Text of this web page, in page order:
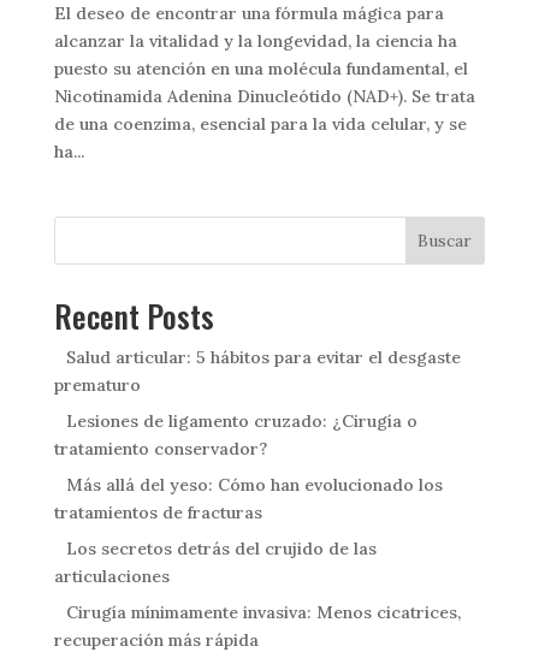
El deseo de encontrar una fórmula mágica para
alcanzar la vitalidad y la longevidad, la ciencia ha
puesto su atención en una molécula fundamental, el
Nicotinamida Adenina Dinucleótido (NAD+). Se trata
de una coenzima, esencial para la vida celular, y se
ha...
Buscar
Recent Posts
Salud articular: 5 hábitos para evitar el desgaste
prematuro
Lesiones de ligamento cruzado: ¿Cirugía o
tratamiento conservador?
Más allá del yeso: Cómo han evolucionado los
tratamientos de fracturas
Los secretos detrás del crujido de las
articulaciones
Cirugía mínimamente invasiva: Menos cicatrices,
recuperación más rápida